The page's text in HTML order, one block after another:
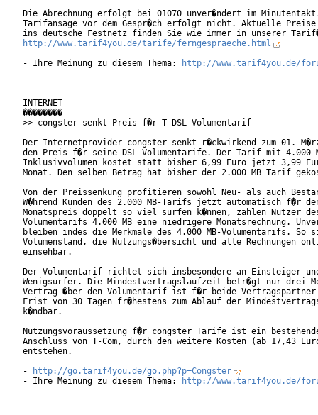
Die Abrechnung erfolgt bei 01070 unver�ndert im
Tarifansage vor dem Gespr�ch erfolgt nicht. Aktuelle
http://www.tarif4you.de/tarife/ferngespraeche.html
- Ihre Meinung zu diesem Thema:
http://www.tarif4you.de/
INTERNET
��������
>> congster senkt Preis f�r T-DSL Volumentarif
Der Internetprovider congster senkt r�ckwirkend zum 01.
den Preis f�r seine DSL-Volumentarife. Der Tarif mit 4.000
Inklusivvolumen kostet statt bisher 6,99 Euro jetzt 3,99
Monat. Den selben Betrag hat bisher der 2.000 MB Tarif
Von der Preissenkung profitieren sowohl Neu- als auch
W�hrend Kunden des 2.000 MB-Tarifs jetzt automatisch f�r
Monatspreis doppelt so viel surfen k�nnen, zahlen Nutzer
Volumentarifs 4.000 MB eine niedrigere Monatsrechnung.
bleiben indes die Merkmale des 4.000 MB-Volumentarifs. So
Volumenstand, die Nutzungs�bersicht und alle Rechnungen
einsehbar.
Der Volumentarif richtet sich insbesondere an Einsteiger
Wenigsurfer. Die Mindestvertragslaufzeit betr�gt nur drei
Vertrag �ber den Volumentarif ist f�r beide
Frist von 30 Tagen fr�hestens zum Ablauf der
k�ndbar.
Nutzungsvoraussetzung f�r congster Tarife ist ein
Anschluss von T-Com, durch den weitere Kosten (ab 17,43
entstehen.
-
http://go.tarif4you.de/go.php?p=Congster
- Ihre Meinung zu diesem Thema:
http://www.tarif4you.de/